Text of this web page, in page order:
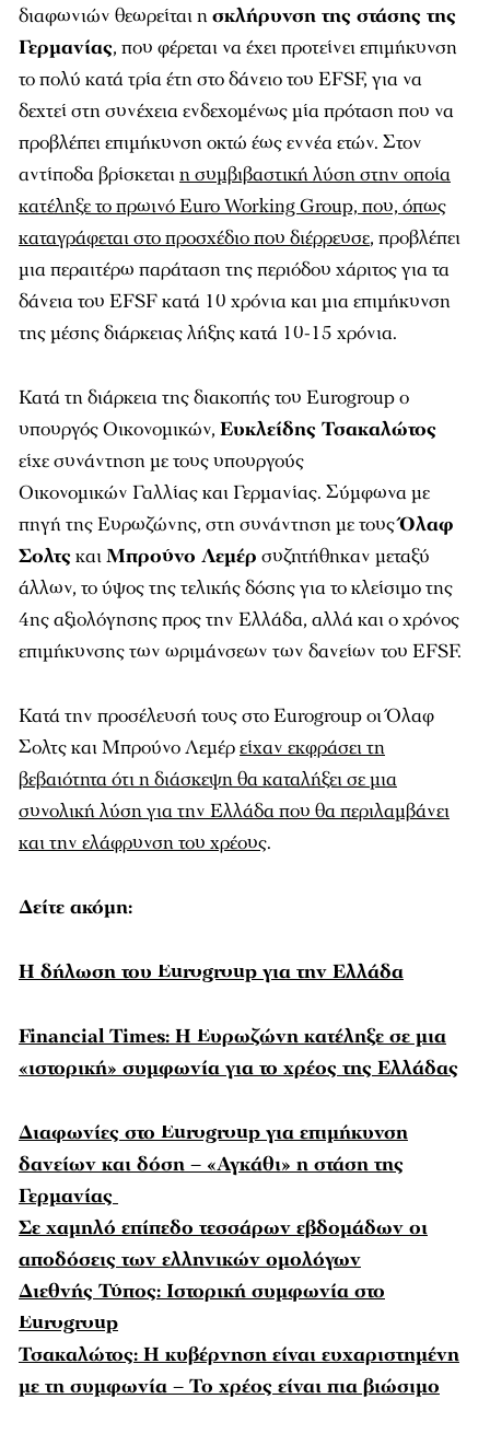
διαφωνιών θεωρείται ησκλήρυνση της στάσης της
Γερμανίας, που φέρεται να έχει προτείνει επιμήκυνση
το πολύ κατά τρία έτη στο δάνειο του EFSF, για να
δεχτεί στη συνέχεια ενδεχομένως μία πρόταση που να
προβλέπει επιμήκυνση οκτώ έως εννέα ετών. Στον
αντίποδα βρίσκεταιη συμβιβαστική λύση στην οποία
κατέληξε το πρωινό Euro Working Group, που, όπως
καταγράφεται στο προσχέδιο που διέρρευσε, προβλέπει
μια περαιτέρω παράταση της περιόδου χάριτος για τα
δάνεια του EFSF κατά 10 χρόνια και μια επιμήκυνση
της μέσης διάρκειας λήξης κατά 10-15 χρόνια.
Κατά τη διάρκεια της διακοπής του Eurogroup ο
υπουργός Οικονομικών, Ευκλείδης Τσακαλώτος
είχε συνάντηση με τους υπουργούς
Οικονομικών Γαλλίας και Γερμανίας. Σύμφωνα με
πηγή της Ευρωζώνης, στη συνάντηση με τουςΌλαφ
ΣολτςκαιΜπρούνο Λεμέρ συζητήθηκαν μεταξύ
άλλων, το ύψος της τελικής δόσης για το κλείσιμο της
4ης αξιολόγησης προς την Ελλάδα, αλλά και ο χρόνος
επιμήκυνσης των ωριμάνσεων των δανείων του EFSF.
Κατά την προσέλευσή τους στο Eurogroup οι Όλαφ
Σολτς και Μπρούνο Λεμέρείχαν εκφράσει τη
βεβαιότητα ότι η διάσκεψη θα καταλήξει σε μια
συνολική λύση για την Ελλάδα που θα περιλαμβάνει
και την ελάφρυνση του χρέους.
Δείτε ακόμη:
Η δήλωση του Eurogroup για την Ελλάδα
Financial Times: Η Eυρωζώνη κατέληξε σε μια
«ιστορική» συμφωνία για το χρέος της Ελλάδας
Διαφωνίες στο Eurogroup για επιμήκυνση
δανείων και δόση – «Αγκάθι» η στάση της
Γερμανίας
Σε χαμηλό επίπεδο τεσσάρων εβδομάδων οι
αποδόσεις των ελληνικών ομολόγων
Διεθνής Τύπος: Ιστορική συμφωνία στο
Eurogroup
Τσακαλώτος: Η κυβέρνηση είναι ευχαριστημένη
με τη συμφωνία – Το χρέος είναι πια βιώσιμο